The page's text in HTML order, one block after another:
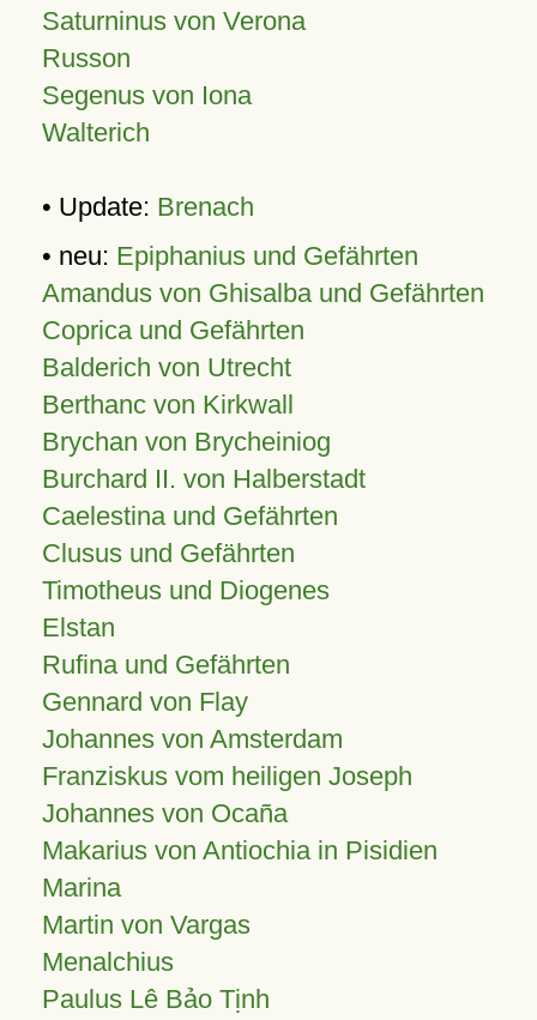
Saturninus von Verona
Russon
Segenus von Iona
Walterich
• Update: Brenach
• neu: Epiphanius und Gefährten
Amandus von Ghisalba und Gefährten
Coprica und Gefährten
Balderich von Utrecht
Berthanc von Kirkwall
Brychan von Brycheiniog
Burchard II. von Halberstadt
Caelestina und Gefährten
Clusus und Gefährten
Timotheus und Diogenes
Elstan
Rufina und Gefährten
Gennard von Flay
Johannes von Amsterdam
Franziskus vom heiligen Joseph
Johannes von Ocaña
Makarius von Antiochia in Pisidien
Marina
Martin von Vargas
Menalchius
Paulus Lê Bảo Tịnh